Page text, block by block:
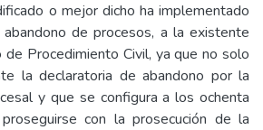
o mejor dicho ha implementado
de procesos, a la existente
Procedimiento Civil, ya que no solo
la declaratoria de abandono por la
y que se configura a los ochenta
con la prosecución de la